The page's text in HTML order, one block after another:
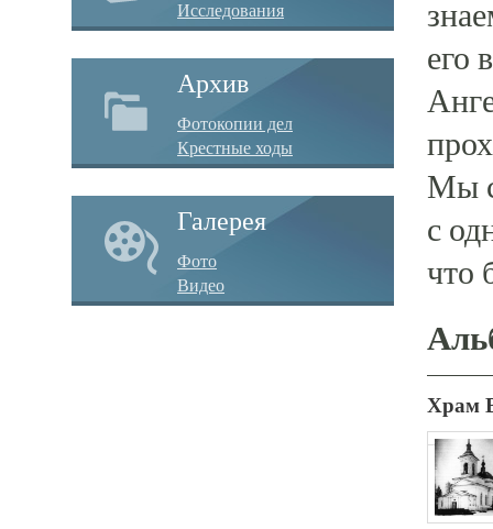
Исследования
Архив
Фотокопии дел
Крестные ходы
Галерея
Фото
Видео
его
Мы
с
что
Храм